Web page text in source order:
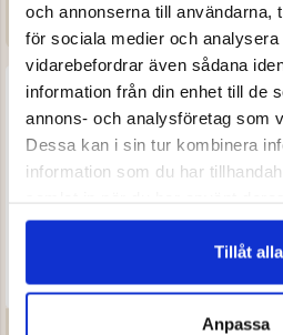
och annonserna till användarna,
för sociala medier och
vidarebefordrar även sådana
information från din enhet till de
annons- och analysföretag som
Dessa kan i sin tur kombinera
information som du har
Tillåt alla
Anpassa
REK. UTPRIS7 499 KR